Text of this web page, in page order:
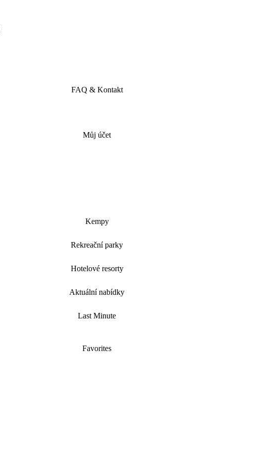
FAQ & Kontakt
Můj účet
Kempy
Rekreační parky
Hotelové resorty
Aktuální nabídky
Last Minute
Favorites